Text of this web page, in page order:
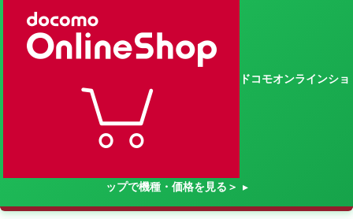
ドコモオンラインショ
ップで機種・価格を見る＞